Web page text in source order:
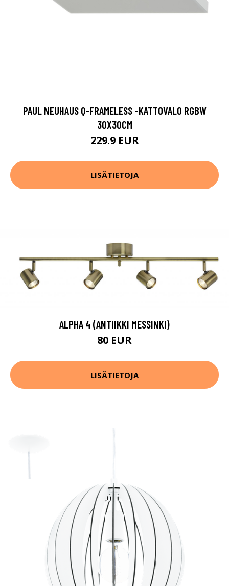
PAUL NEUHAUS Q-FRAMELESS -KATTOVALO RGBW
30X30CM
229.9 EUR
LISÄTIETOJA
ALPHA 4 (ANTIIKKI MESSINKI)
80 EUR
LISÄTIETOJA